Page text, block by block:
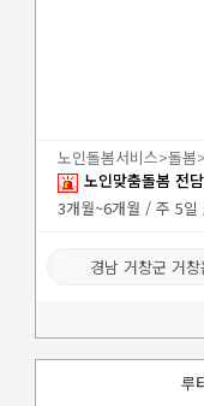
노인돌봄서비스>돌봄
노인맞춤돌봄 전
3개월~6개월 / 주 5
경남 거창군 거창
루